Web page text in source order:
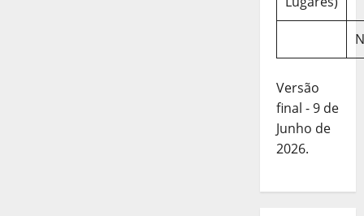
Versão
final - 9 de
Junho de
2026.